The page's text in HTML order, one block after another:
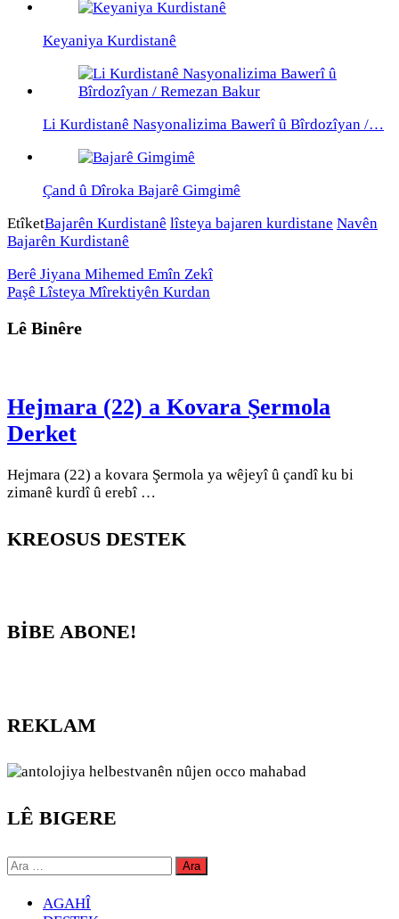
Keyaniya Kurdistanê
Li Kurdistanê Nasyonalizima Bawerî û Bîrdozîyan /…
Çand û Dîroka Bajarê Gimgimê
EtîketBajarên Kurdistanê lîsteya bajaren kurdistane Navên
Bajarên Kurdistanê
Berê Jiyana Mihemed Emîn Zekî
Paşê Lîsteya Mîrektiyên Kurdan
Lê Binêre
Hejmara (22) a Kovara Şermola
Derket
Hejmara (22) a kovara Şermola ya wêjeyî û çandî ku bi
zimanê kurdî û erebî …
KREOSUS DESTEK
BİBE ABONE!
REKLAM
LÊ BIGERE
Arama:
AGAHÎ